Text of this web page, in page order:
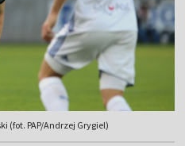
(fot. PAP/Andrzej Grygiel)